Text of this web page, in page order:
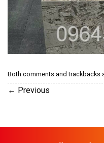
Both comments and trackbacks
← Previous